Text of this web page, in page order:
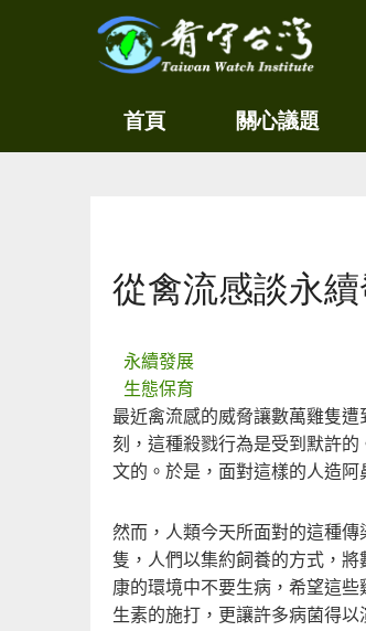
看守
台灣
環
首頁 關心議題
從禽流感談永
永續發展
生態保育
最近禽流感的威脅讓數萬雞隻
刻，這種殺戮行為是受到默許
文的。於是，面對這樣的人造阿
然而，人類今天所面對的這種
隻，人們以集約飼養的方式，
康的環境中不要生病，希望這
生素的施打，更讓許多病菌得